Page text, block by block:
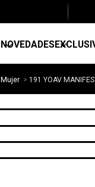
NOVEDADES
191 YOAV